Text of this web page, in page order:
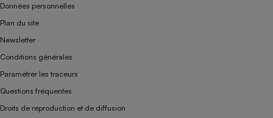
Données personnelles
Plan du site
Newsletter
Conditions générales
Paramétrer les traceurs
Questions fréquentes
Droits de reproduction et de diffusion